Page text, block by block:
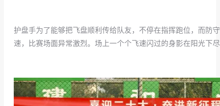
护盘手为了能够把飞盘顺利传给队友，不停在指挥跑位，而防
速，比赛场面异常激烈。场上一个个飞速闪过的身影在阳光下